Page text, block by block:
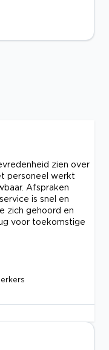
zien over
personeel werkt
Afspraken
is snel en
zich gehoord en
voor toekomstige